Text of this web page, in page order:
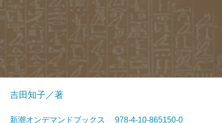
吉田知子／著
新潮オンデマンドブックス 978-4-10-865150-0